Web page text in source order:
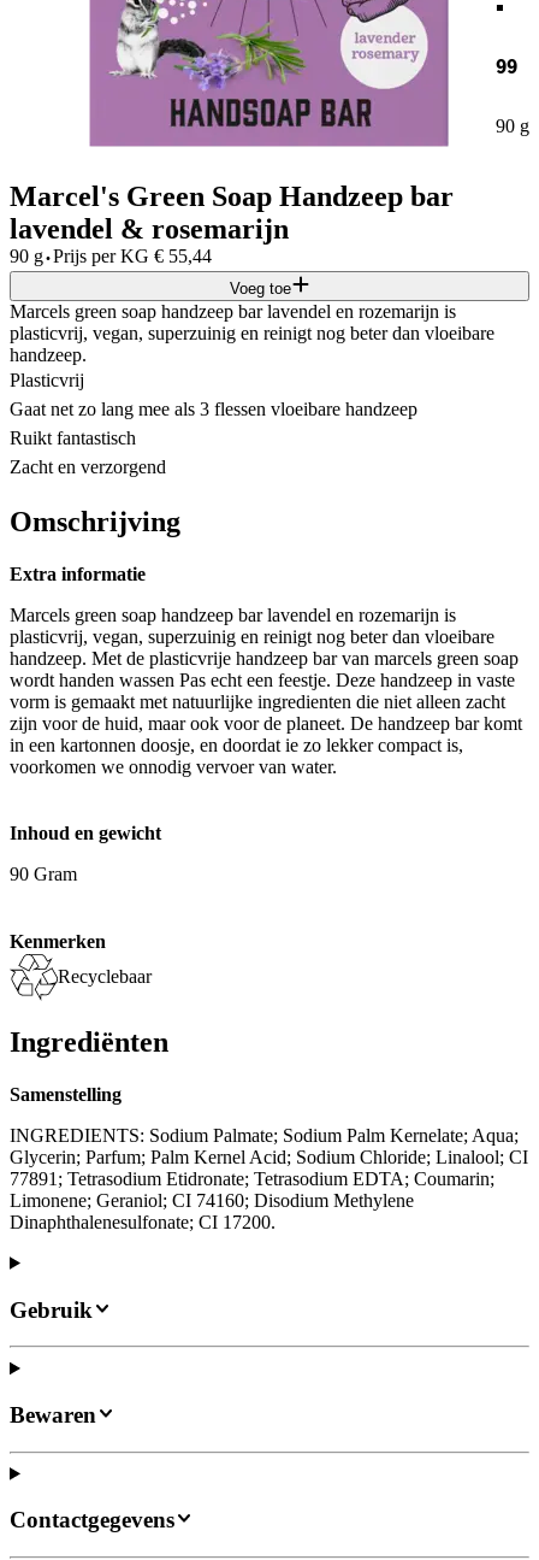
99
90 g
Marcel's Green Soap Handzeep bar
lavendel & rosemarijn
90 g·Prijs per KG € 55,44
Voeg toe
Marcels green soap handzeep bar lavendel en rozemarijn is
plasticvrij, vegan, superzuinig en reinigt nog beter dan vloeibare
handzeep.
Plasticvrij
Gaat net zo lang mee als 3 flessen vloeibare handzeep
Ruikt fantastisch
Zacht en verzorgend
Omschrijving
Extra informatie
Marcels green soap handzeep bar lavendel en rozemarijn is
plasticvrij, vegan, superzuinig en reinigt nog beter dan vloeibare
handzeep. Met de plasticvrije handzeep bar van marcels green soap
wordt handen wassen Pas echt een feestje. Deze handzeep in vaste
vorm is gemaakt met natuurlijke ingredienten die niet alleen zacht
zijn voor de huid, maar ook voor de planeet. De handzeep bar komt
in een kartonnen doosje, en doordat ie zo lekker compact is,
voorkomen we onnodig vervoer van water.
Inhoud en gewicht
90 Gram
Kenmerken
Recyclebaar
Ingrediënten
Samenstelling
INGREDIENTS: Sodium Palmate; Sodium Palm Kernelate; Aqua;
Glycerin; Parfum; Palm Kernel Acid; Sodium Chloride; Linalool; CI
77891; Tetrasodium Etidronate; Tetrasodium EDTA; Coumarin;
Limonene; Geraniol; CI 74160; Disodium Methylene
Dinaphthalenesulfonate; CI 17200.
Gebruik
Bewaren
Contactgegevens